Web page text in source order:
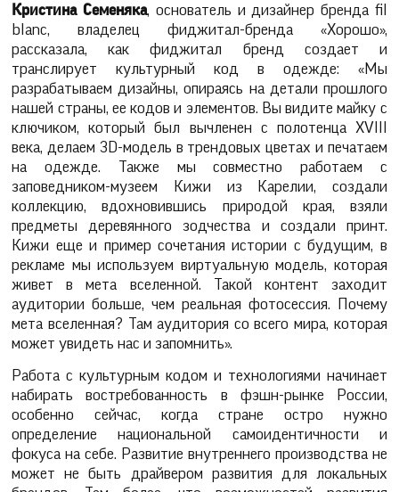
Кристина Семеняка , основатель и дизайнер бренда fil
blanc, владелец фиджитал-бренда «Хорошо»,
рассказала, как фиджитал бренд создает и
транслирует культурный код в одежде: «Мы
разрабатываем дизайны, опираясь на детали прошлого
нашей страны, ее кодов и элементов. Вы видите майку с
ключиком, который был вычленен с полотенца XVIII
века, делаем 3D-модель в трендовых цветах и печатаем
на одежде. Также мы совместно работаем с
заповедником-музеем Кижи из Карелии, создали
коллекцию, вдохновившись природой края, взяли
предметы деревянного зодчества и создали принт.
Кижи еще и пример сочетания истории с будущим, в
рекламе мы используем виртуальную модель, которая
живет в мета вселенной. Такой контент заходит
аудитории больше, чем реальная фотосессия. Почему
мета вселенная? Там аудитория со всего мира, которая
может увидеть нас и запомнить».
Работа с культурным кодом и технологиями начинает
набирать востребованность в фэшн-рынке России,
особенно сейчас, когда стране остро нужно
определение национальной самоидентичности и
фокуса на себе. Развитие внутреннего производства не
может не быть драйвером развития для локальных